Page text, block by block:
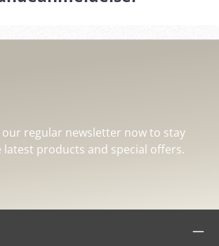
regular newsletter now to stay
products and special offers.